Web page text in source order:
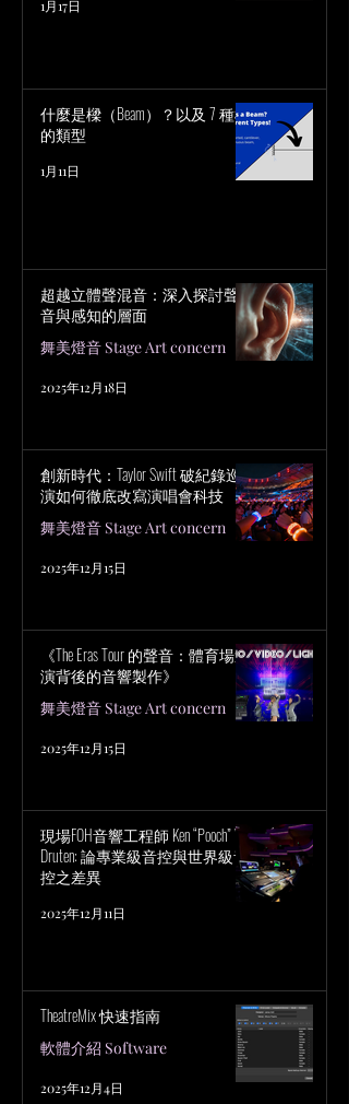
1月17日
什麼是樑（Beam）？以及 7 種樑
的類型
1月11日
超越立體聲混音：深入探討聲
音與感知的層面
舞美燈音 Stage Art concern
2025年12月18日
創新時代：Taylor Swift 破紀錄巡
演如何徹底改寫演唱會科技
舞美燈音 Stage Art concern
2025年12月15日
《The Eras Tour 的聲音：體育場巡
演背後的音響製作》
舞美燈音 Stage Art concern
2025年12月15日
現場FOH音響工程師 Ken “Pooch” Van
Druten: 論專業級音控與世界級音
控之差異
2025年12月11日
TheatreMix 快速指南
軟體介紹 Software
2025年12月4日